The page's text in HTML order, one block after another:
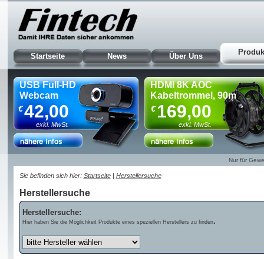
Startseite News Über Uns
USB Full-HD
Webcam
42,00
€
exkl. MwSt.
HDMI 8K AOC
Kabeltrommel, 90m
169,00
€
exkl. MwSt.
Nur für
Sie befinden sich hier: Startseite| Herstellersuche
Herstellersuche
Herstellersuche:
Hier haben Sie die Möglichkeit Produkte eines speziellen Herstellers zu finden.